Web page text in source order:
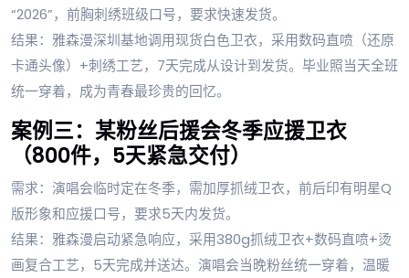
“2026”，前胸刺绣班级口号，要求快速发货。
结果：雅森漫深圳基地调用现货白色卫衣，采用数码直喷（还原
卡通头像）+刺绣工艺，7天完成从设计到发货。毕业照当天全班
统一穿着，成为青春最珍贵的回忆。
案例三：某粉丝后援会冬季应援卫衣
（800件，5天紧急交付）
需求：演唱会临时定在冬季，需加厚抓绒卫衣，前后印有明星Q
版形象和应援口号，要求5天内发货。
结果：雅森漫启动紧急响应，采用380g抓绒卫衣+数码直喷+烫
画复合工艺，5天完成并送达。演唱会当晚粉丝统一穿着，温暖